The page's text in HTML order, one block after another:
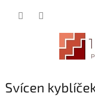
Svícen